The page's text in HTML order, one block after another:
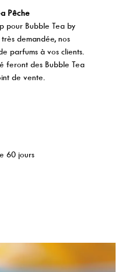
Pêche
pour Bubble Tea by
demandée, nos
parfums à vos clients.
feront des Bubble Tea
de vente.
60 jours